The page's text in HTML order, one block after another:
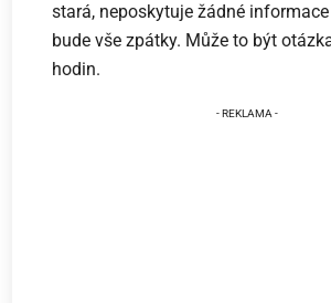
stará, neposkytuje žádné
bude vše zpátky. Může to být
hodin.